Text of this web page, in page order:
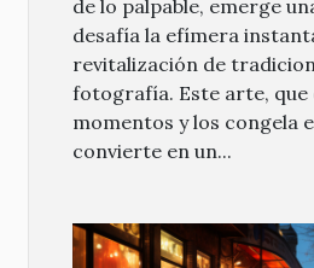
de lo palpable, emerge
desafía la efímera
revitalización de
fotografía. Este arte, que
momentos y los congela
convierte en un...